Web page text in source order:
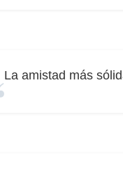
La amistad más